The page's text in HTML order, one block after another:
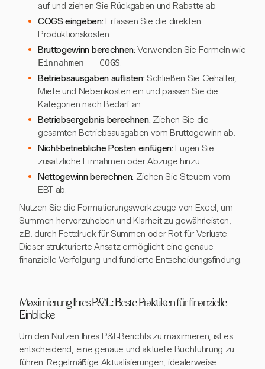
auf und ziehen Sie Rückgaben und Rabatte ab.
COGS eingeben: Erfassen Sie die direkten
Produktionskosten.
Bruttogewinn berechnen: Verwenden Sie Formeln wie
Einnahmen - COGS.
Betriebsausgaben auflisten: Schließen Sie Gehälter,
Miete und Nebenkosten ein und passen Sie die
Kategorien nach Bedarf an.
Betriebsergebnis berechnen: Ziehen Sie die
gesamten Betriebsausgaben vom Bruttogewinn ab.
Nicht-betriebliche Posten einfügen: Fügen Sie
zusätzliche Einnahmen oder Abzüge hinzu.
Nettogewinn berechnen: Ziehen Sie Steuern vom
EBT ab.
Nutzen Sie die Formatierungswerkzeuge von Excel, um
Summen hervorzuheben und Klarheit zu gewährleisten,
z.B. durch Fettdruck für Summen oder Rot für Verluste.
Dieser strukturierte Ansatz ermöglicht eine genaue
finanzielle Verfolgung und fundierte Entscheidungsfindung.
Maximierung Ihres P&L: Beste Praktiken für finanzielle
Einblicke
Um den Nutzen Ihres P&L-Berichts zu maximieren, ist es
entscheidend, eine genaue und aktuelle Buchführung zu
führen. Regelmäßige Aktualisierungen, idealerweise